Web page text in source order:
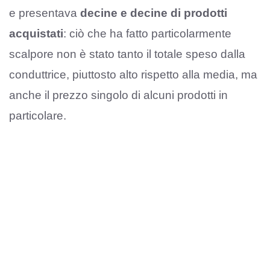
e presentava decine e decine di prodotti
acquistati: ciò che ha fatto particolarmente
scalpore non è stato tanto il totale speso dalla
conduttrice, piuttosto alto rispetto alla media, ma
anche il prezzo singolo di alcuni prodotti in
particolare.